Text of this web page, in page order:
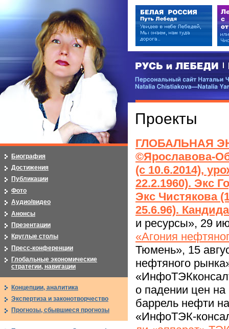
РУСЬ и ЛЕБЕДИ | RUSI —
Персональный сайт Натальи
Проекты
ГЛОБАЛЬНАЯ
©Ярославова-
(c 10.6.2014),
22.2.1960). Экс
Экс Чистякова
25.6.96).
и ресурсы», 29
«Агония
Тюмень», 15
нефтяного
о падении цен
баррель нефти
«ИнфоТЭК-
Биография
Достижения
Публикации
Фото
Аудио/видео
Анонсы
Презентации
Круглые столы
Пресс-конференции
Глобальные экономические
стратегии, навигации
Концепции, аналитика
Экспертиза и законотворчество
Прогнозы, сбывшиеся прогнозы